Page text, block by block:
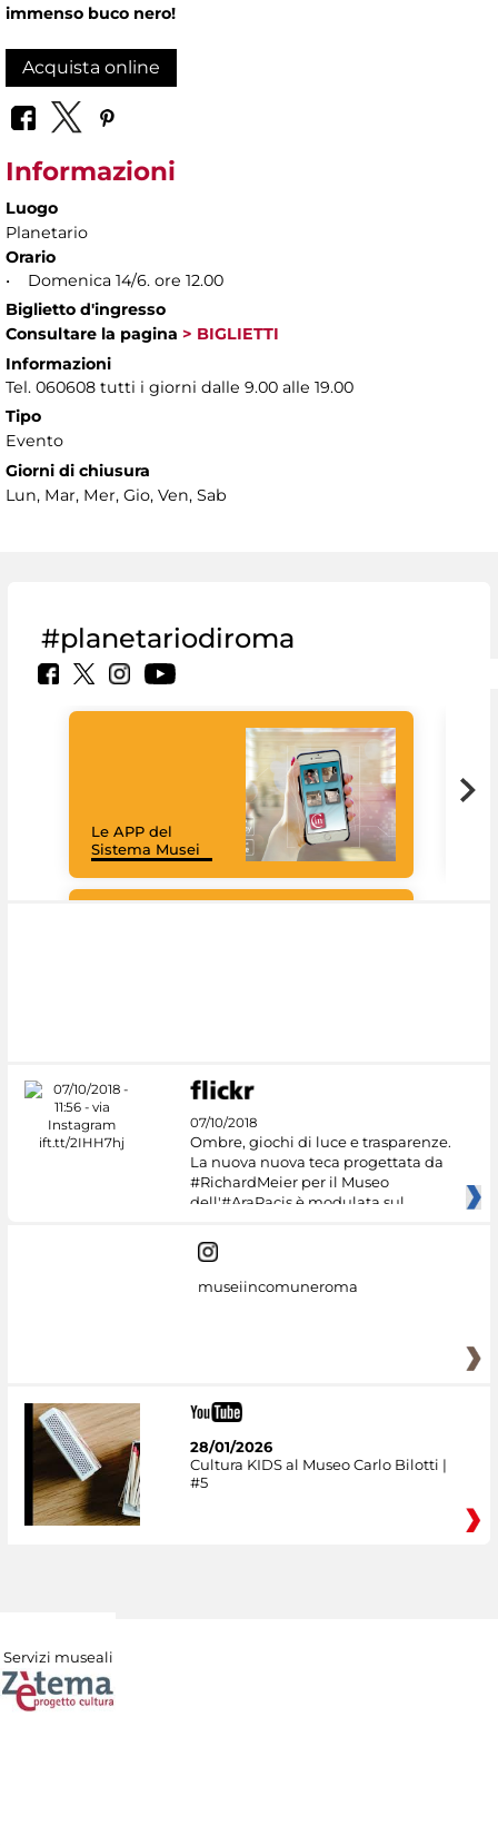
immenso buco nero!
Acquista online
Informazioni
Luogo
Planetario
Orario
• Domenica 14/6. ore 12.00
Biglietto d'ingresso
Consultare la pagina > BIGLIETTI
Informazioni
Tel. 060608 tutti i giorni dalle 9.00 alle 19.00
Tipo
Evento
Giorni di chiusura
Lun, Mar, Mer, Gio, Ven, Sab
#planetariodiroma
Le APP del
Sistema Musei
07/10/2018
Ombre, giochi di luce e trasparenze.
La nuova nuova teca progettata da
#RichardMeier per il Museo
dell'#AraPacis è modulata sul
museiincomuneroma
28/01/2026
Cultura KIDS al Museo Carlo Bilotti |
#5
Servizi museali